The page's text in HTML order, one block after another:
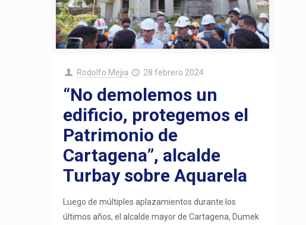
Rodolfo Mejia 28 febrero 2024
“No demolemos un
edificio, protegemos el
Patrimonio de
Cartagena”, alcalde
Turbay sobre Aquarela
Luego de múltiples aplazamientos durante los
últimos años, el alcalde mayor de Cartagena, Dumek